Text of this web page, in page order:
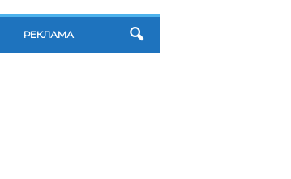
РЕКЛАМА